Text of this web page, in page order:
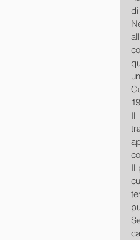
Il
Il